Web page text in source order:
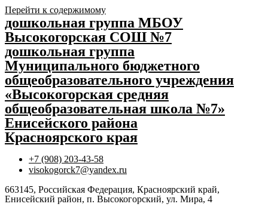
Перейти к содержимому
дошкольная группа МБОУ
Высокогорская СОШ №7
дошкольная группа
Муниципального бюджетного
общеобразовательного учреждения
«Высокогорская средняя
общеобразовательная школа №7»
Енисейского района
Красноярского края
+7 (908) 203-43-58
visokogorck7@yandex.ru
663145, Российская Федерация, Красноярский край,
Енисейский район, п. Высокогорский, ул. Мира, 4